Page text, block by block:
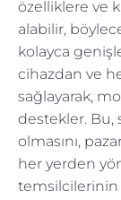
özelliklere ve
alabilir,
kolayca
cihazdan ve
sağlayarak,
destekler. Bu,
olmasını,
her yerden
temsilcilerinin